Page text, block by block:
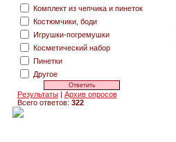
Комплект из чепчика и пинеток
Костюмчики, боди
Игрушки-погремушки
Косметический набор
Пинетки
Другое
Результаты| Архив опросов
Всего ответов: 322